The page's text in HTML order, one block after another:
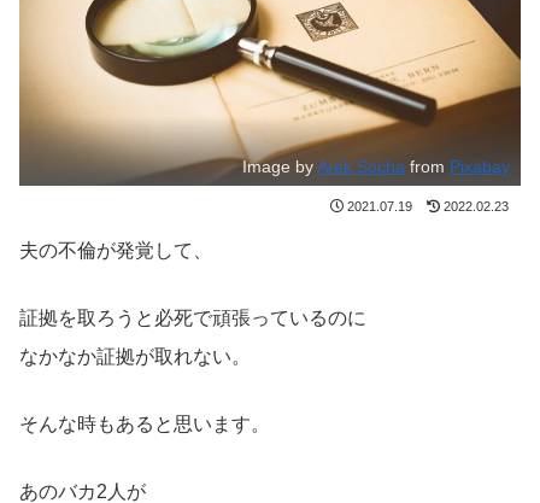
Image byArek Socha from Pixabay
2021.07.19 2022.02.23
夫の不倫が発覚して、
証拠を取ろうと必死で頑張っているのに
なかなか証拠が取れない。
そんな時もあると思います。
あのバカ2人が